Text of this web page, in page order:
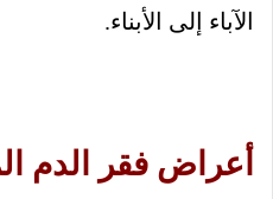
الآباء إلى الأبناء.
أعراض فقر الدم